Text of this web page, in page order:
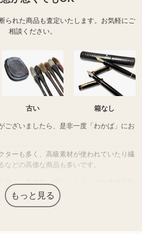
られた商品も査定いたします。 お気軽にご
相談ください。
古い 箱なし
ございましたら、是非一度「わかば」にお
ターも多く、高級素材が使われていたり繊
などの高価な商品も多いです。
高く、長年使い続けられるものは高価買取
す。もっと見る